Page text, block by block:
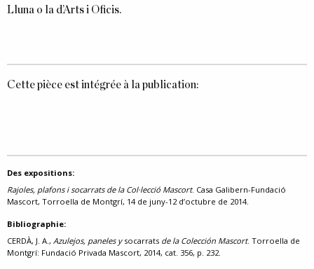
Lluna o la d’Arts i Oficis.
Cette pièce est intégrée à la publication:
Des expositions:
Rajoles, plafons i socarrats de la Col·lecció Mascort. Casa Galibern-Fundació
Mascort, Torroella de Montgrí, 14 de juny-12 d’octubre de 2014.
Bibliographie:
CERDÀ, J. A., Azulejos, paneles y socarrats de la Colección Mascort. Torroella de
Montgrí: Fundació Privada Mascort, 2014, cat. 356, p. 232.